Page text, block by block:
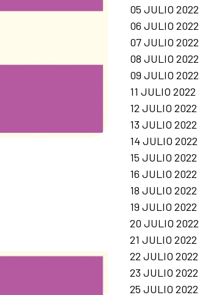
05 JULIO 2022
06 JULIO 2022
07 JULIO 2022
08 JULIO 2022
09 JULIO 2022
11 JULIO 2022
12 JULIO 2022
13 JULIO 2022
14 JULIO 2022
15 JULIO 2022
16 JULIO 2022
18 JULIO 2022
19 JULIO 2022
20 JULIO 2022
21 JULIO 2022
22 JULIO 2022
23 JULIO 2022
25 JULIO 2022